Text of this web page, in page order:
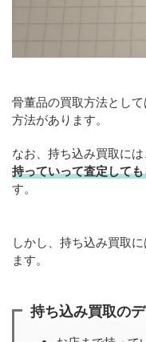
骨董品の買取方法とし
方法があります。
なお、持ち込み買取には
持っていって査定して
す。
しかし、持ち込み買取
ます。
持ち込み買取の